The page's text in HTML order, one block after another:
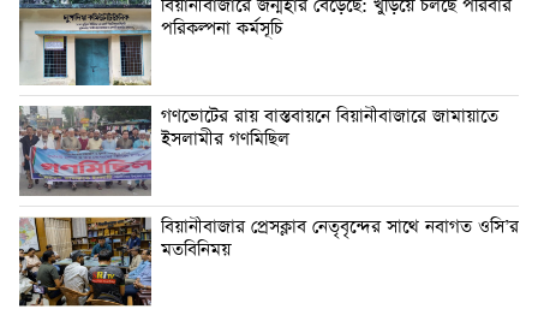
বিয়ানীবাজারে জন্মহার বেড়েছে: খুড়িয়ে চলছে পরিবার
পরিকল্পনা কর্মসূচি
গণভোটের রায় বাস্তবায়নে বিয়ানীবাজারে জামায়াতে
ইসলামীর গণমিছিল
বিয়ানীবাজার প্রেসক্লাব নেতৃবৃন্দের সাথে নবাগত ওসি’র
মতবিনিময়